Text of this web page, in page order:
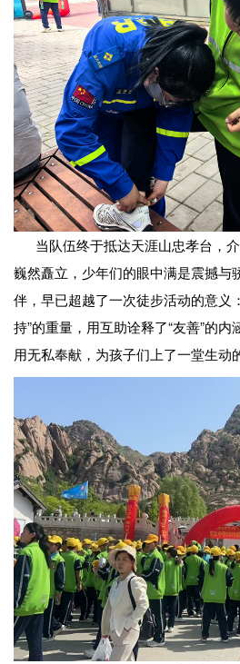
当队伍终于抵达天涯山忠孝台，
巍然矗立，少年们的眼中满是震撼与
伴，早已超越了一次徒步活动的意义
持”的重量，用互助诠释了“友善”的
用无私奉献，为孩子们上了一堂生动